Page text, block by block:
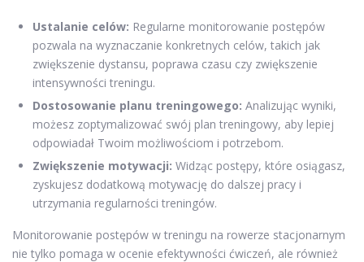
Ustalanie celów: Regularne monitorowanie postępów
pozwala na wyznaczanie konkretnych celów, takich jak
zwiększenie dystansu, poprawa czasu czy zwiększenie
intensywności treningu.
Dostosowanie planu treningowego: Analizując wyniki,
możesz zoptymalizować swój plan treningowy, aby lepiej
odpowiadał Twoim możliwościom i potrzebom.
Zwiększenie motywacji: Widząc postępy, które osiągasz,
zyskujesz dodatkową motywację do dalszej pracy i
utrzymania regularności treningów.
Monitorowanie postępów w treningu na rowerze stacjonarnym
nie tylko pomaga w ocenie efektywności ćwiczeń, ale również